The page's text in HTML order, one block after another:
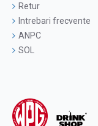
Retur
Intrebari frecvente
ANPC
SOL